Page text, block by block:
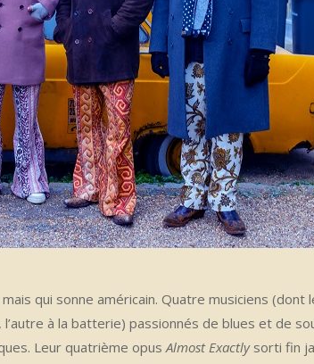
qui sonne américain. Quatre musiciens (dont
à la batterie) passionnés de blues et de
Leur quatrième opus Almost Exactly sorti fin